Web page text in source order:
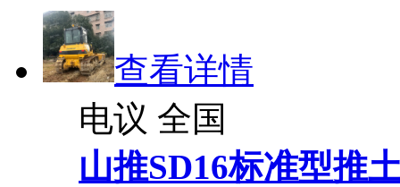
查看详情
电议 全国
山推SD16标准型推